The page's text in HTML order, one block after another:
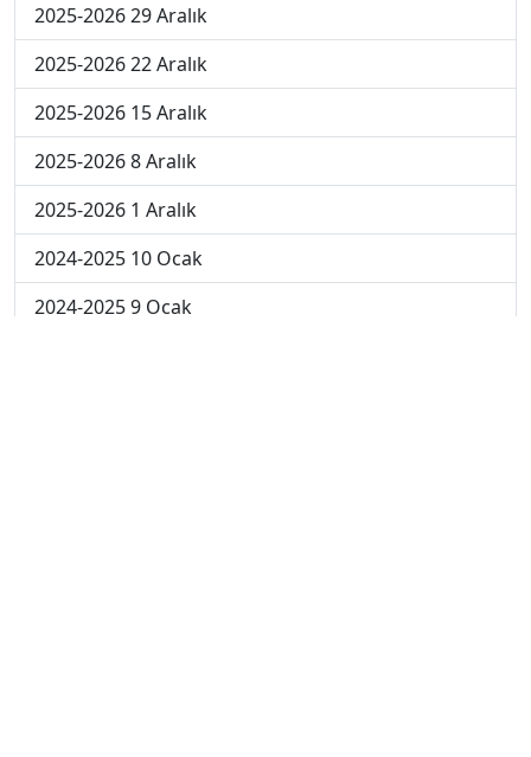
2025-2026 29 Aralık
2025-2026 22 Aralık
2025-2026 15 Aralık
2025-2026 8 Aralık
2025-2026 1 Aralık
2024-2025 10 Ocak
2024-2025 9 Ocak